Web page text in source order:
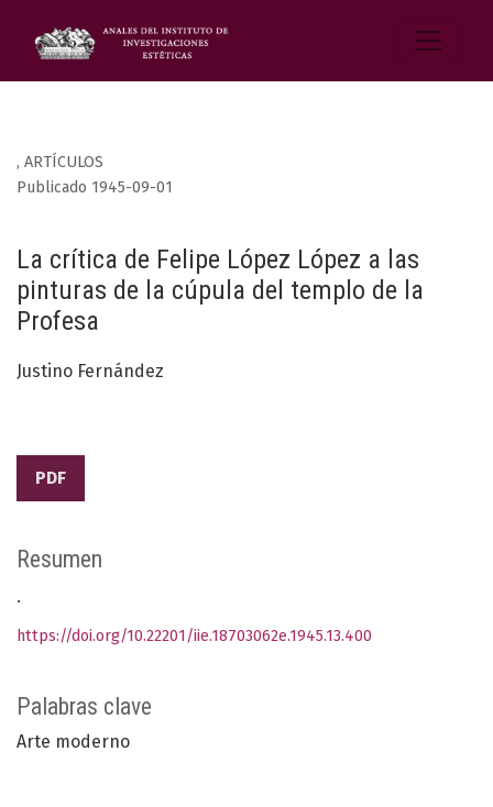
, ARTÍCULOS
La crítica de Felipe López López a las
pinturas de la cúpula del templo de la
Profesa
Publicado 1945-09-01
Justino Fernández
PDF
Palabras clave
Arte moderno
Resumen
.
https://doi.org/10.22201/iie.18703062e.1945.13.400